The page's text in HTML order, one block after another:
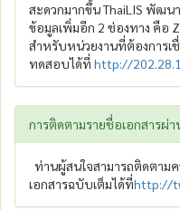
สะดวกมากขึ้น ThaiLIS พัฒน
ข้อมูลเพิ่มอีก 2 ช่องทาง คือ
สำหรับหน่วยงานที่ต้องการเ
ทดสอบได้ที่ http://
การติดตามรายชื่อเอกสารผ่
ท่านผู้สนใจสามารถติดตาม
เอกสารฉบับเต็มได้ที่http://